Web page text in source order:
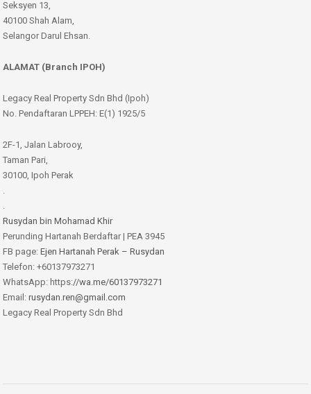
Seksyen 13,
40100 Shah Alam,
Selangor Darul Ehsan.
ALAMAT (Branch IPOH)
Legacy Real Property Sdn Bhd (Ipoh)
No. Pendaftaran LPPEH: E(1) 1925/5
2F-1, Jalan Labrooy,
Taman Pari,
30100, Ipoh Perak
.
.
Rusydan bin Mohamad Khir
Perunding Hartanah Berdaftar | PEA 3945
FB page: Ejen Hartanah Perak – Rusydan
Telefon: +60137973271
WhatsApp: https://wa.me/60137973271
Email: rusydan.ren@gmail.com
Legacy Real Property Sdn Bhd